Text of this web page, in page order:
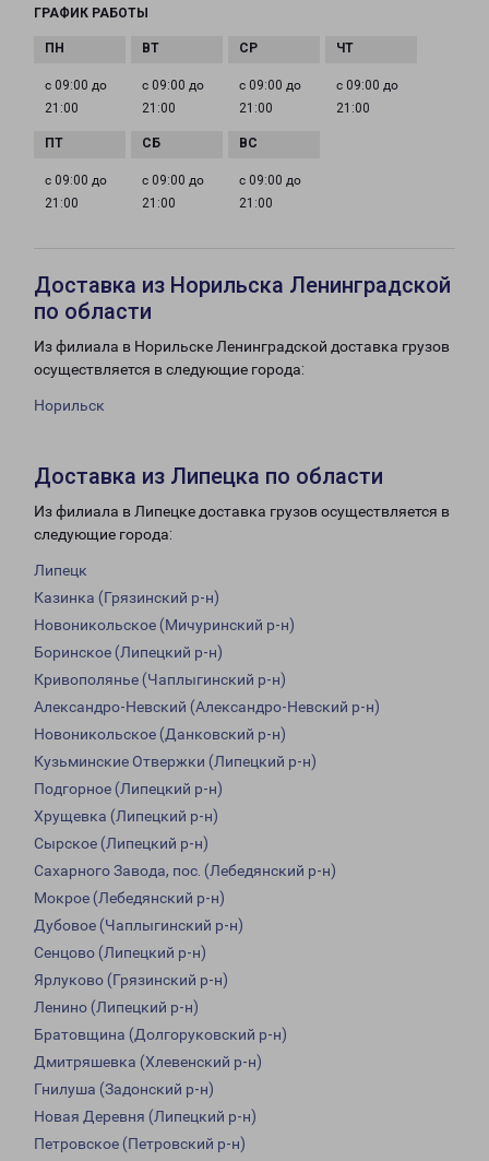
ГРАФИК РАБОТЫ
с 09:00 до
21:00
с 09:00 до
21:00
с 09:00 до
21:00
с 09:00 до
21:00
с 09:00 до
21:00
с 09:00 до
21:00
с 09:00 до
21:00
Доставка из Норильска Ленинградской
по области
Из филиала в Норильске Ленинградской доставка грузов
осуществляется в следующие города:
Норильск
Доставка из Липецка по области
Из филиала в Липецке доставка грузов осуществляется в
следующие города:
Липецк
Казинка (Грязинский р-н)
Новоникольское (Мичуринский р-н)
Боринское (Липецкий р-н)
Кривополянье (Чаплыгинский р-н)
Александро-Невский (Александро-Невский р-н)
Новоникольское (Данковский р-н)
Кузьминские Отвержки (Липецкий р-н)
Подгорное (Липецкий р-н)
Хрущевка (Липецкий р-н)
Сырское (Липецкий р-н)
Сахарного Завода, пос. (Лебедянский р-н)
Мокрое (Лебедянский р-н)
Дубовое (Чаплыгинский р-н)
Сенцово (Липецкий р-н)
Ярлуково (Грязинский р-н)
Ленино (Липецкий р-н)
Братовщина (Долгоруковский р-н)
Дмитряшевка (Хлевенский р-н)
Гнилуша (Задонский р-н)
Новая Деревня (Липецкий р-н)
Петровское (Петровский р-н)